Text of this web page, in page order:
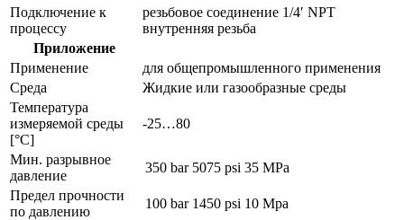
Подключение к
процессу
резьбовое соединение 1/4′ NPT
внутренняя резьба
Приложение
Применение
для общепромышленного применения
Среда
Жидкие или газообразные среды
Температура
измеряемой среды
[°C]
-25…80
Мин. разрывное
давление
350 bar 5075 psi 35 MPa
Предел прочности
по давлению
100 bar 1450 psi 10 Mpa